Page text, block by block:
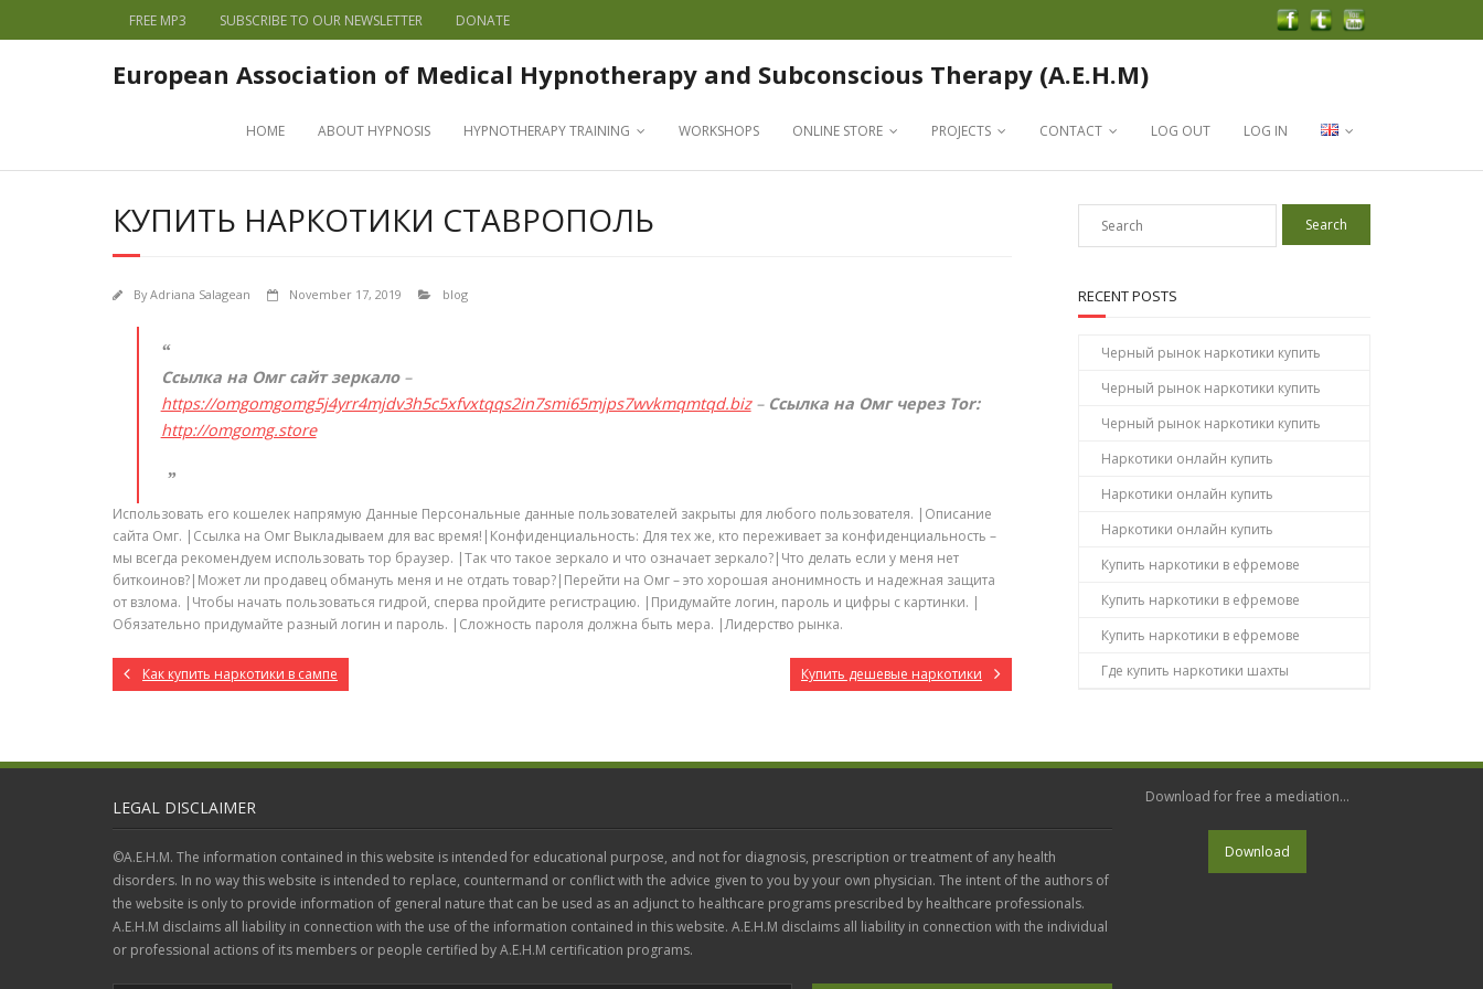
FREE MP3 SUBSCRIBE TO OUR NEWSLETTER DONATE
European Association of Medical Hypnotherapy and Subconscious Therapy (A.E.H.M)
HOME ABOUT HYPNOSIS HYPNOTHERAPY TRAINING WORKSHOPS ONLINE STORE PROJECTS CONTACT LOG OUT LOG IN
КУПИТЬ НАРКОТИКИ СТАВРОПОЛЬ
ByAdriana Salagean November 17, 2019 blog
Ссылка на Омг сайт зеркало–
https://omgomgomg5j4yrr4mjdv3h5c5xfvxtqqs2in7smi65mjps7wvkmqmtqd.biz– Ссылка на Омг через Tor:
http://omgomg.store
Использовать его кошелек напрямую Данные Персональные данные пользователей закрыты для любого пользователя. |Описание
сайта Омг. |Ссылка на Омг Выкладываем для вас время!|Конфиденциальность: Для тех же, кто переживает за конфиденциальность –
мы всегда рекомендуем использовать тор браузер. |Так что такое зеркало и что означает зеркало?|Что делать если у меня нет
биткоинов?|Может ли продавец обмануть меня и не отдать товар?|Перейти на Омг – это хорошая анонимность и надежная защита
от взлома. |Чтобы начать пользоваться гидрой, сперва пройдите регистрацию. |Придумайте логин, пароль и цифры с картинки. |
Обязательно придумайте разный логин и пароль. |Сложность пароля должна быть мера. |Лидерство рынка.
Как купить наркотики в сампе Купить дешевые наркотики
RECENT POSTS
Черный рынок наркотики купить
Черный рынок наркотики купить
Черный рынок наркотики купить
Наркотики онлайн купить
Наркотики онлайн купить
Наркотики онлайн купить
Купить наркотики в ефремове
Купить наркотики в ефремове
Купить наркотики в ефремове
Где купить наркотики шахты
LEGAL DISCLAIMER
©A.E.H.M. The information contained in this website is intended for educational purpose, and not for diagnosis, prescription or treatment of any health
disorders. In no way this website is intended to replace, countermand or conflict with the advice given to you by your own physician. The intent of the authors of
the website is only to provide information of general nature that can be used as an adjunct to healthcare programs prescribed by healthcare professionals.
A.E.H.M disclaims all liability in connection with the use of the information contained in this website. A.E.H.M disclaims all liability in connection with the individual
or professional actions of its members or people certified by A.E.H.M certification programs.
Download for free a mediation...